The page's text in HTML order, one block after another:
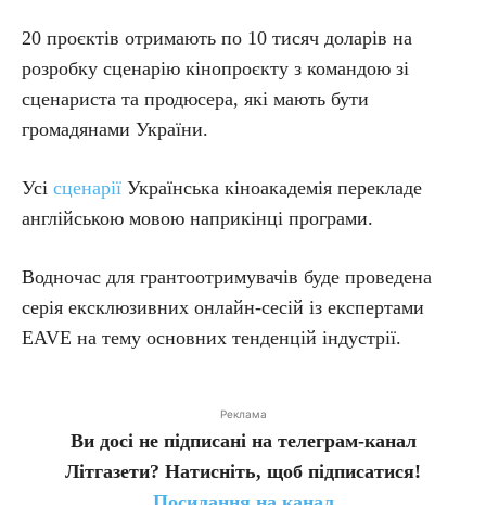
20 проєктів отримають по 10 тисяч доларів на
розробку сценарію кінопроєкту з командою зі
сценариста та продюсера, які мають бути
громадянами України.
Усі сценарії Українська кіноакадемія перекладе
англійською мовою наприкінці програми.
Водночас для грантоотримувачів буде проведена
серія ексклюзивних онлайн-сесій із експертами
EAVE на тему основних тенденцій індустрії.
Реклама
Ви досі не підписані на телеграм-канал
Літгазети? Натисніть, щоб підписатися!